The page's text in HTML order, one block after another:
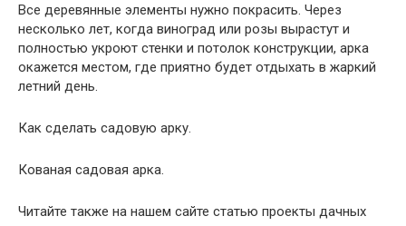
Все деревянные элементы нужно покрасить. Через
несколько лет, когда виноград или розы вырастут и
полностью укроют стенки и потолок конструкции, арка
окажется местом, где приятно будет отдыхать в жаркий
летний день.
Как сделать садовую арку.
Кованая садовая арка.
Читайте также на нашем сайте статью проекты дачных